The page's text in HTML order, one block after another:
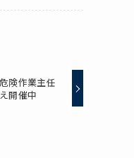
険作業主任
開催中